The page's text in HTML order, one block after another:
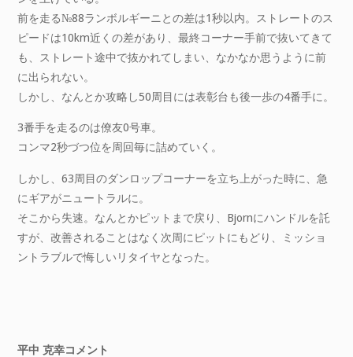
前を走る№88ランボルギーニとの差は1秒以内。ストレートのス
ピードは10km近くの差があり、最終コーナー手前で抜いてきて
も、ストレート途中で抜かれてしまい、なかなか思うように前
に出られない。
しかし、なんとか攻略し50周目には表彰台も後一歩の4番手に。
3番手を走るのは僚友0号車。
コンマ2秒づつ位を周回毎に詰めていく。
しかし、63周目のダンロップコーナーを立ち上がった時に、急
にギアがニュートラルに。
そこから失速。なんとかピットまで戻り、Bjornにハンドルを託
すが、改善されることはなく次周にピットにもどり、ミッショ
ントラブルで悔しいリタイヤとなった。
平中 克幸コメント